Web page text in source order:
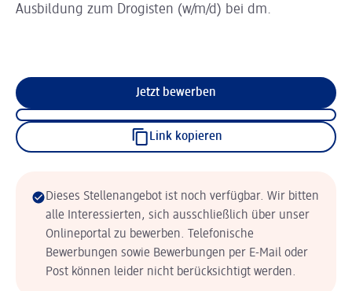
Ausbildung zum Drogisten (w/m/d) bei dm.
Jetzt bewerben
Link kopieren
Dieses Stellenangebot ist noch verfügbar. Wir bitten
alle Interessierten, sich ausschließlich über unser
Onlineportal zu bewerben. Telefonische
Bewerbungen sowie Bewerbungen per E-Mail oder
Post können leider nicht berücksichtigt werden.